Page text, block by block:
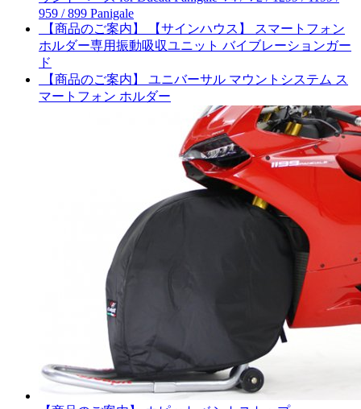
959 / 899 Panigale
【商品のご案内】 【サインハウス】 スマートフォン
ホルダー専用振動吸収ユニット バイブレーションガー
ド
【商品のご案内】 ユニバーサル マウントシステム ス
マートフォン ホルダー